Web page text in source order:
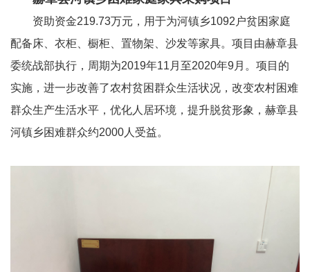
资助资金219.73万元，用于为河镇乡1092户贫困家庭
配备床、衣柜、橱柜、置物架、沙发等家具。项目由赫章县
委统战部执行，周期为2019年11 月至2020年9月。项目的
实施，进一步改善了农村贫困群众生活状况，改变农村困难
群众生产生活水平，优化人居环境，提升脱贫形象，赫章县
河镇乡困难群众约2000 人受益。